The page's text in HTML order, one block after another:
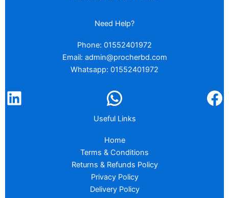
Need Help?
Phone: 01552401972
Email: admin@procherbd.com
Whatsapp: 01552401972
Useful Links
Home
Terms & Conditions
Returns & Refunds Policy
Privacy Policy
Delivery Policy